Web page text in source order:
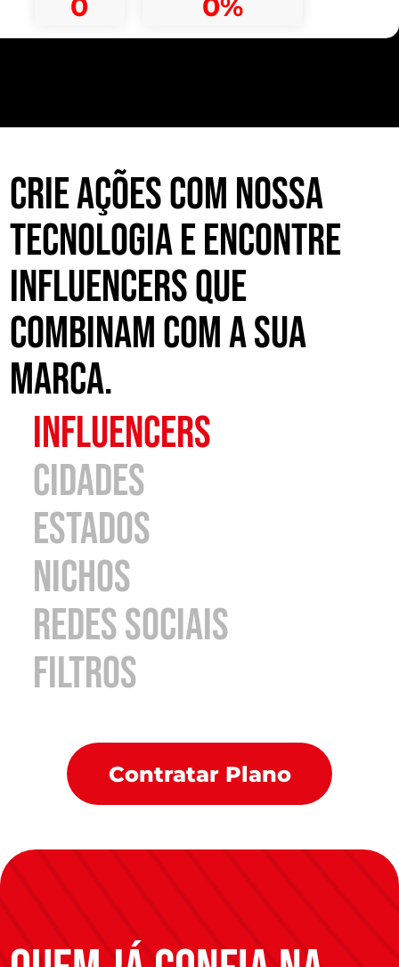
0 0%
Crie ações com nossa
tecnologia e encontre
influencers que
combinam com a sua
marca.
influencers
cidades
estados
nichos
redes sociais
filtros
Contratar Plano